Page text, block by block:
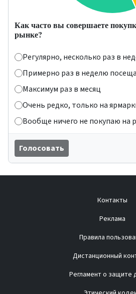
Как часто вы совершаете
рынке?
Регулярно, несколько раз в
Примерно раз в неделю
Максимум раз в месяц
Очень редко, только на
Вообще ничего не покупаю на
Голосовать
Контакты
Реклама
Правила
Дистанционный
Регламент о защите